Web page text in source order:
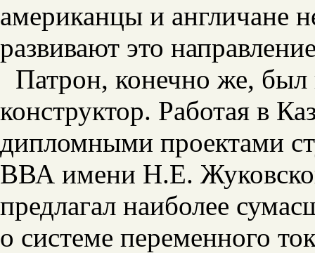
американцы и англичане
развивают это
Патрон, конечно же,
конструктор. Работая в
дипломными проектами
ВВА имени Н.Е.
предлагал наиболее
о системе переменного